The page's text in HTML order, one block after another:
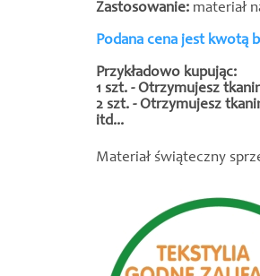
Zastosowanie: materiał
Podana cena jest kwotą
Przykładowo kupując:
1 szt. - Otrzymujesz
2 szt. - Otrzymujesz
itd...
Materiał świąteczny